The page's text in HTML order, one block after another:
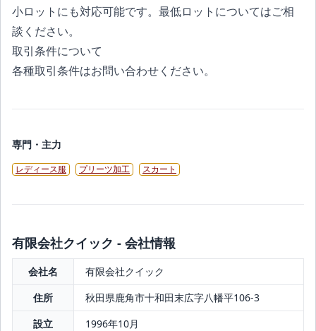
小ロットにも対応可能です。最低ロットについてはご相
談ください。
取引条件について
各種取引条件はお問い合わせください。
専門・主力
レディース服 プリーツ加工 スカート
有限会社クイック - 会社情報
会社名
有限会社クイック
住所
秋田県鹿角市十和田末広字八幡平106-3
設立
1996年10月